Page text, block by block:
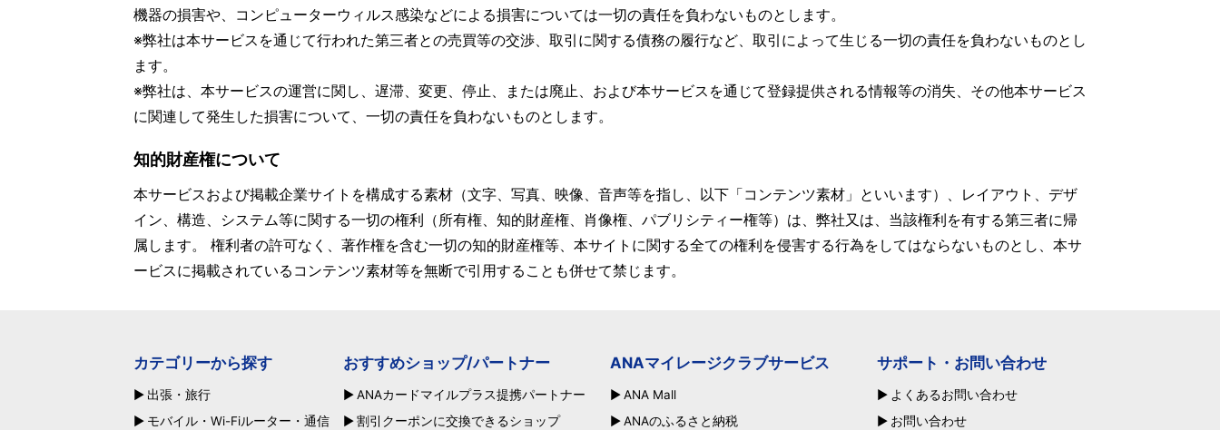
機器の損害や、コンピューターウィルス感染などによる損害については一切の責任を負わないものとします。
※弊社は本サービスを通じて行われた第三者との売買等の交渉、取引に関する債務の履行など、取引によって生じる一切の責任を負わないものとし
ます。
※弊社は、本サービスの運営に関し、遅滞、変更、停止、または廃止、および本サービスを通じて登録提供される情報等の消失、その他本サービス
に関連して発生した損害について、一切の責任を負わないものとします。
知的財産権について
本サービスおよび掲載企業サイトを構成する素材（文字、写真、映像、音声等を指し、以下「コンテンツ素材」といいます）、レイアウト、デザ
イン、構造、システム等に関する一切の権利（所有権、知的財産権、肖像権、パブリシティー権等）は、弊社又は、当該権利を有する第三者に帰
属します。 権利者の許可なく、著作権を含む一切の知的財産権等、本サイトに関する全ての権利を侵害する行為をしてはならないものとし、本サ
ービスに掲載されているコンテンツ素材等を無断で引用することも併せて禁じます。
カテゴリーから探す
出張・旅行
モバイル・Wi-Fiルーター・通信
おすすめショップ/パートナー
ANAカードマイルプラス提携パートナー
割引クーポンに交換できるショップ
ANAマイレージクラブサービス
ANA Mall
ANAのふるさと納税
サポート・お問い合わせ
よくあるお問い合わせ
お問い合わせ